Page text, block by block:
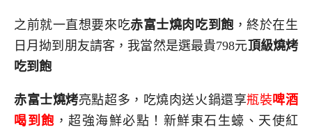
之前就一直想要來吃赤富士燒肉吃到飽 ，終於在生
日月拗到朋友請客，我當然是選最貴798元頂級燒烤
吃到飽
赤富士燒烤亮點超多，吃燒肉送火鍋還享瓶裝啤酒
喝到飽 ，超強海鮮必點！新鮮東石生蠔、天使紅